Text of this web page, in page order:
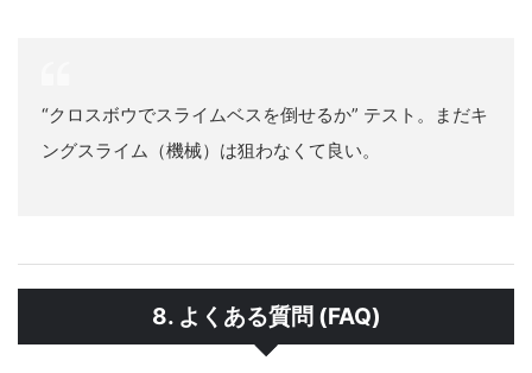
“クロスボウでスライムベスを倒せるか” テスト。まだキ
ングスライム（機械）は狙わなくて良い。
8. よくある質問 (FAQ)